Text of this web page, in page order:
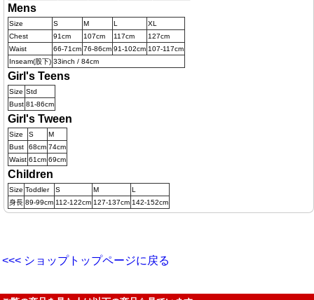
Mens
Size S M L
XL
Chest
91cm 107cm 117cm
127cm
Waist
66-71cm 76-86cm 91-102cm 107-117cm
Inseam(股下) 33inch / 84cm
Girl's Teens
Size Std
Bust 81-86cm
Girl's Tween
Size S
M
Bust
68cm 74cm
Waist 61cm 69cm
Children
Size Toddler S M
L
身長 89-99cm 112-122cm 127-137cm 142-152cm
<<< ショップトップページに戻る